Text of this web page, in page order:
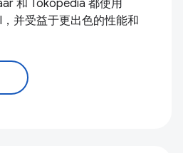
和 Tokopedia 都使用
并受益于更出色的性能和